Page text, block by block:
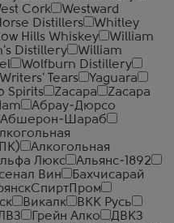
Cork
Westward
Distillers
Whitley
Hills Whiskey
William
Distillery
William
Wolfburn Distillery
Writers' Tears
Yaguara
Spirits Zacapa
Zacapa
Абрау-Дюрсо
Абшерон-Шараб
Алкогольная
Люкс
Альянс-1892
Вин
Бахчисарай
Викалк
ВКК Русь
Грейн Алко
ДВКЗ